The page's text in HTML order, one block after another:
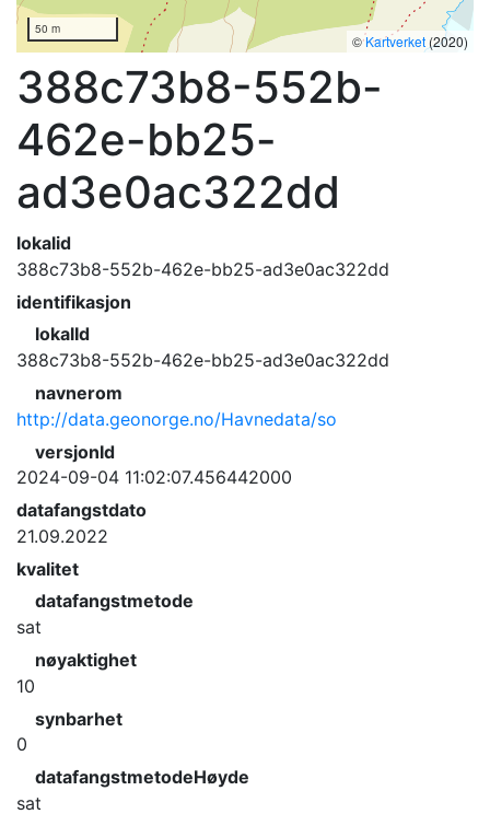
50 m
©Kartverket (2020)
388c73b8-552b-
462e-bb25-
ad3e0ac322dd
lokalid
388c73b8-552b-462e-bb25-ad3e0ac322dd
identifikasjon
lokalId
388c73b8-552b-462e-bb25-ad3e0ac322dd
navnerom
http://data.geonorge.no/Havnedata/so
versjonId
2024-09-04 11:02:07.456442000
datafangstdato
21.09.2022
kvalitet
datafangstmetode
sat
nøyaktighet
10
synbarhet
0
datafangstmetodeHøyde
sat